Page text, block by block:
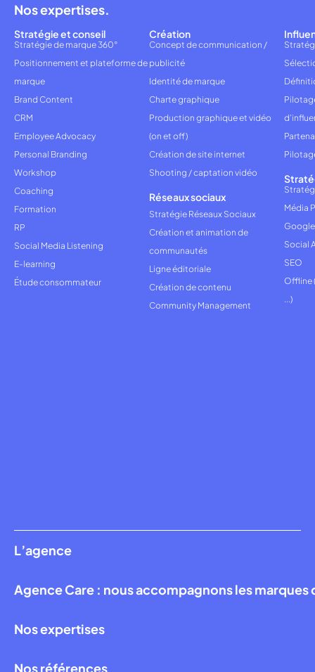
L’agence
Agence Care : nous accompagnons les
Nos expertises
Nos références
Nos expertises.
Stratégie et conseil
Stratégie de marque 360°
Positionnement et plateforme de
marque
Brand Content
CRM
Employee Advocacy
Personal Branding
Workshop
Coaching
Formation
RP
Social Media Listening
E-learning
Étude consommateur
Création
Concept de communication /
publicité
Identité de marque
Charte graphique
Production graphique et vidéo
(on et off)
Création de site internet
Shooting / captation vidéo
Réseaux sociaux
Stratégie Réseaux Sociaux
Création et animation de
communautés
Ligne éditoriale
Création de contenu
Community Management
Média
Social
SEO
Offline
...)